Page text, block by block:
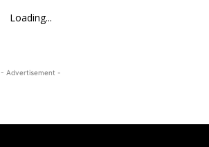
Loading...
- Advertisement -